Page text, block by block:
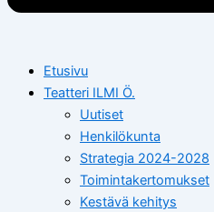
Etusivu
Teatteri ILMI Ö.
Uutiset
Henkilökunta
Strategia 2024-2028
Toimintakertomukset
Kestävä kehitys